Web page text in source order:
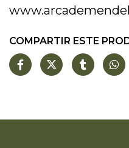
COMPARTIR ESTE